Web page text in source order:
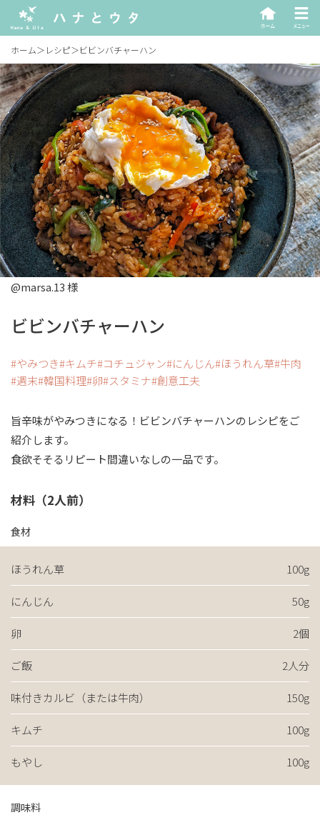
ホーム＞ レシピ＞ビビンバチャーハン
@marsa.13 様
ビビンバチャーハン
やみつき キムチ コチュジャン にんじん ほうれん草 牛肉
週末 韓国料理 卵 スタミナ 創意工夫
旨辛味がやみつきになる！ビビンバチャーハンのレシピをご
紹介します。
食欲そそるリピート間違いなしの一品です。
材料（2人前）
食材
ほうれん草 100g
にんじん 50g
卵 2個
ご飯 2人分
味付きカルビ（または牛肉） 150g
キムチ 100g
もやし 100g
調味料